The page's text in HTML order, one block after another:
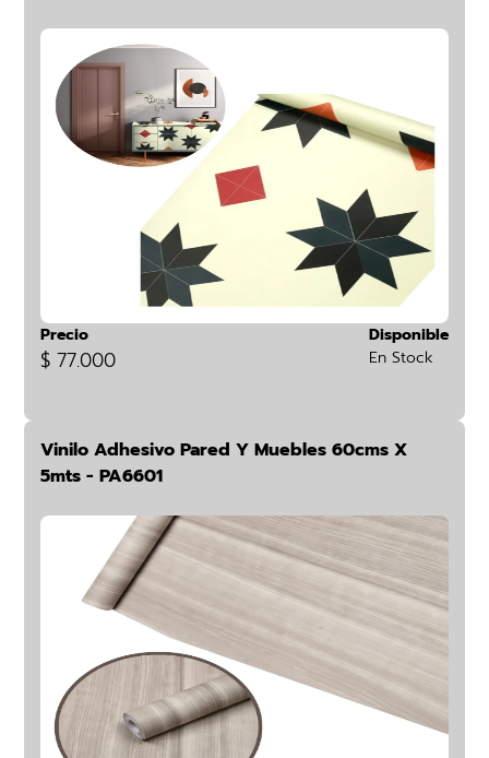
Precio
$ 77.000
Disponible
En Stock
Vinilo Adhesivo Pared Y Muebles 60cms X
5mts - PA6601